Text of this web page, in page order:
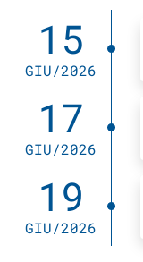
15
GIU/2026
17
GIU/2026
19
GIU/2026